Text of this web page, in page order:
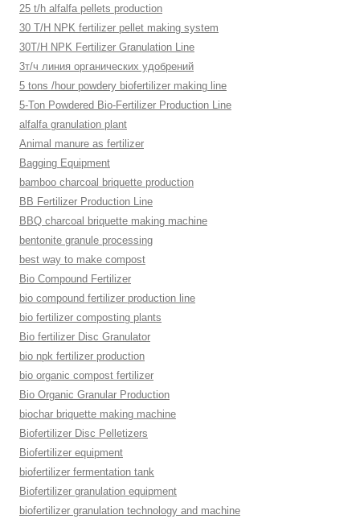
25 t/h alfalfa pellets production
30 T/H NPK fertilizer pellet making system
30T/H NPK Fertilizer Granulation Line
3т/ч линия органических удобрений
5 tons /hour powdery biofertilizer making line
5-Ton Powdered Bio-Fertilizer Production Line
alfalfa granulation plant
Animal manure as fertilizer
Bagging Equipment
bamboo charcoal briquette production
BB Fertilizer Production Line
BBQ charcoal briquette making machine
bentonite granule processing
best way to make compost
Bio Compound Fertilizer
bio compound fertilizer production line
bio fertilizer composting plants
Bio fertilizer Disc Granulator
bio npk fertilizer production
bio organic compost fertilizer
Bio Organic Granular Production
biochar briquette making machine
Biofertilizer Disc Pelletizers
Biofertilizer equipment
biofertilizer fermentation tank
Biofertilizer granulation equipment
biofertilizer granulation technology and machine